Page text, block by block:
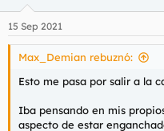
e
s
15 Sep 2021
Max_Demian rebuznó:
Esto me pasa por salir a la
Iba pensando en mis
aspecto de estar